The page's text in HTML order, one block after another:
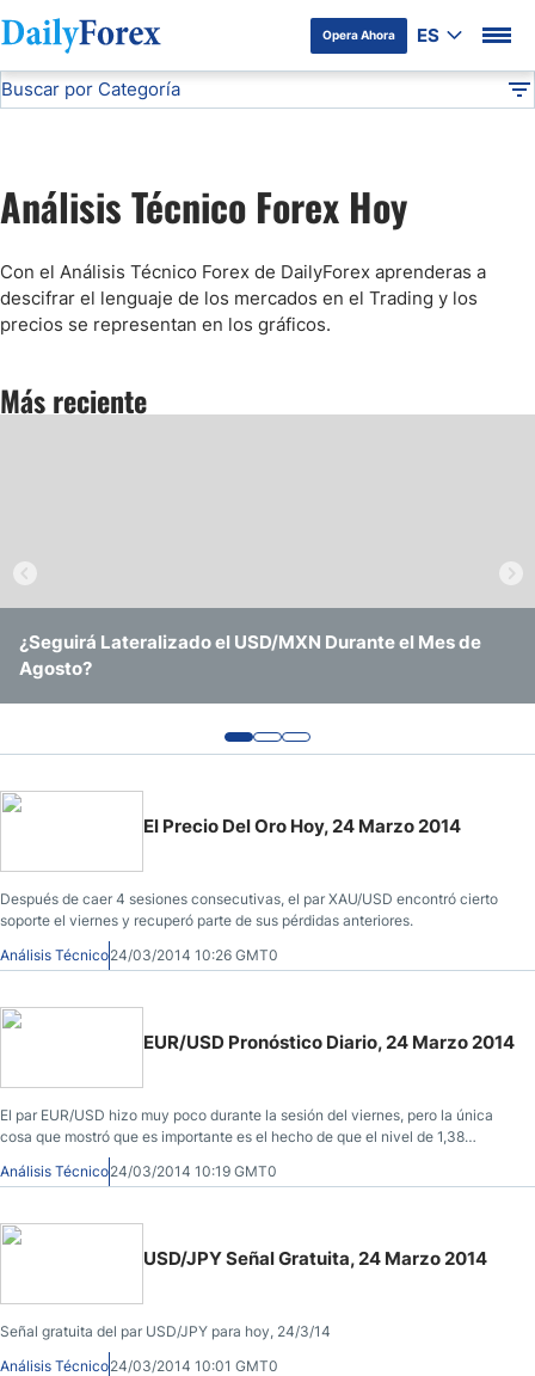
Opera Ahora ES
Divulgación del Anunciante
Buscar por Categoría
Análisis de Mercados Bursátiles
Análisis y Pronóstico del Café Hoy
Precio del Petróleo
Pronóstico Semanal Forex
Análisis Técnico Forex Hoy
Con el Análisis Técnico Forex de DailyForex aprenderas a
descifrar el lenguaje de los mercados en el Trading y los
precios se representan en los gráficos.
Más reciente
¿Seguirá Lateralizado el USD/MXN Durante el Mes de
Agosto?
EUR/USD Continúa Operando Sin Ninguna Convicción
Clara
USD/BRL Se Mantiene en Rango Amid Recorte de Tasas y
Vigilancia Electoral
El Precio Del Oro Hoy, 24 Marzo 2014
Después de caer 4 sesiones consecutivas, el par XAU/USD encontró cierto
soporte el viernes y recuperó parte de sus pérdidas anteriores.
Análisis Técnico24/03/2014 10:26 GMT0
EUR/USD Pronóstico Diario, 24 Marzo 2014
El par EUR/USD hizo muy poco durante la sesión del viernes, pero la única
cosa que mostró que es importante es el hecho de que el nivel de 1,38
debería ser de soporte en cierta medida.
Análisis Técnico24/03/2014 10:19 GMT0
USD/JPY Señal Gratuita, 24 Marzo 2014
Señal gratuita del par USD/JPY para hoy, 24/3/14
Análisis Técnico24/03/2014 10:01 GMT0